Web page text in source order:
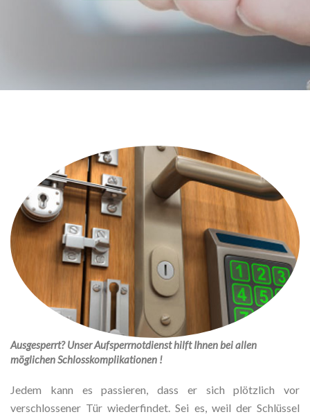
Ausgesperrt? Unser Aufsperrnotdienst hilft Ihnen bei allen
möglichen Schlosskomplikationen !
Jedem kann es passieren, dass er sich plötzlich vor
verschlossener Tür wiederfindet. Sei es, weil der Schlüssel